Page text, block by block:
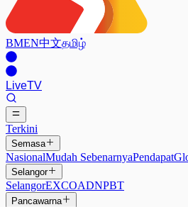
BMEN中文தமிழ்
LiveTV
Terkini
Semasa
NasionalMudah SebenarnyaPendapat
Selangor
SelangorEXCOADNPBT
Pancawarna